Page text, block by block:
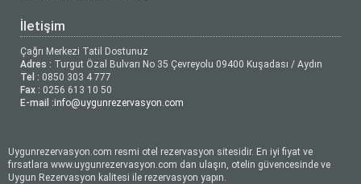
İletişim
Çağrı Merkezi Tatil Dostunuz
Adres : Turgut Özal Bulvarı No 35 Çevreyolu 09400 Kuşadası / Aydın
Tel : 0850 303 4 777
Fax : 0256 613 10 50
E-mail :info@uygunrezervasyon.com
Uygunrezervasyon.com resmi otel rezervasyon sitesidir. En iyi fiyat ve
fırsatlara www.uygunrezervasyon.com dan ulaşın, otelin güvencesinde ve
Uygun Rezervasyon kalitesi ile rezervasyon yapın.